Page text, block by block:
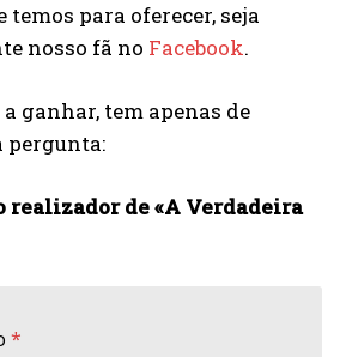
temos para oferecer, seja
nosso fã no Facebook.
ganhar, tem apenas de
pergunta:
realizador de «A Verdadeira
*